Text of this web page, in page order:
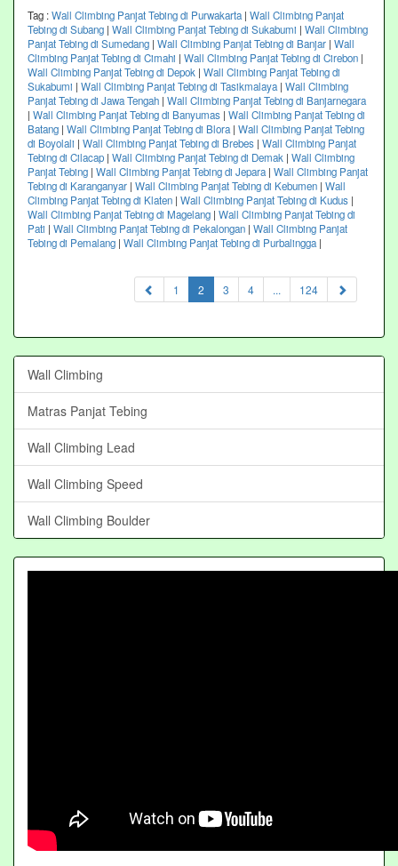
Tag :Wall Climbing Panjat Tebing di Purwakarta | Wall Climbing Panjat
Tebing di Subang | Wall Climbing Panjat Tebing di Sukabumi | Wall Climbing
Panjat Tebing di Sumedang | Wall Climbing Panjat Tebing di Banjar | Wall
Climbing Panjat Tebing di Cimahi | Wall Climbing Panjat Tebing di Cirebon |
Wall Climbing Panjat Tebing di Depok | Wall Climbing Panjat Tebing di
Sukabumi | Wall Climbing Panjat Tebing di Tasikmalaya | Wall Climbing
Panjat Tebing di Jawa Tengah | Wall Climbing Panjat Tebing di Banjarnegara
| Wall Climbing Panjat Tebing di Banyumas | Wall Climbing Panjat Tebing di
Batang | Wall Climbing Panjat Tebing di Blora | Wall Climbing Panjat Tebing
di Boyolali | Wall Climbing Panjat Tebing di Brebes | Wall Climbing Panjat
Tebing di Cilacap | Wall Climbing Panjat Tebing di Demak | Wall Climbing
Panjat Tebing | Wall Climbing Panjat Tebing di Jepara | Wall Climbing Panjat
Tebing di Karanganyar | Wall Climbing Panjat Tebing di Kebumen | Wall
Climbing Panjat Tebing di Klaten | Wall Climbing Panjat Tebing di Kudus |
Wall Climbing Panjat Tebing di Magelang | Wall Climbing Panjat Tebing di
Pati | Wall Climbing Panjat Tebing di Pekalongan | Wall Climbing Panjat
Tebing di Pemalang | Wall Climbing Panjat Tebing di Purbalingga |
1 2 (current)
3 4 ... 124
Wall Climbing
Matras Panjat Tebing
Wall Climbing Lead
Wall Climbing Speed
Wall Climbing Boulder